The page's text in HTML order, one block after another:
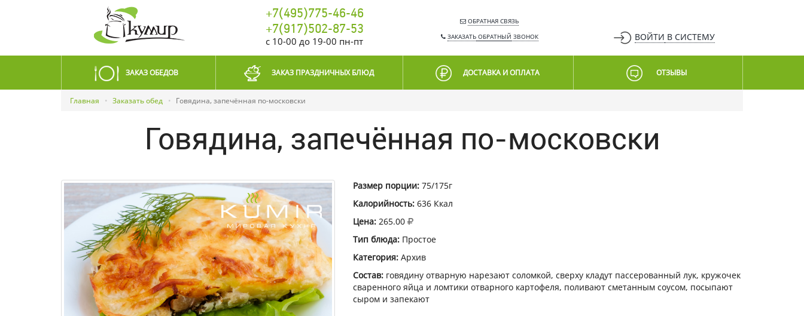
+7(495)775-46-46
+7(917)502-87-53
c 10-00 до 19-00 пн-пт
ОБРАТНАЯ СВЯЗЬ
ЗАКАЗАТЬОБРАТНЫЙ ЗВОНОК ВОЙТИ В СИСТЕМУ
ЗАКАЗ ОБЕДОВ ЗАКАЗ ПРАЗДНИЧНЫХ БЛЮД ДОСТАВКА И ОПЛАТА ОТЗЫВЫ
Главная Заказать обед Говядина, запечённая по-московски
Говядина, запечённая по-московски
Размер порции: 75/175г
Калорийность: 636 Ккал
Цена: 265.00
Тип блюда: Простое
Категория: Архив
Состав: говядину отварную нарезают соломкой, сверху кладут пассерованный лук, кружочек
сваренного яйца и ломтики отварного картофеля, поливают сметанным соусом, посыпают
сыром и запекают